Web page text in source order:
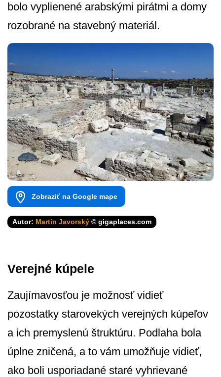
bolo vyplienené arabskými pirátmi a domy
rozobrané na stavebný materiál.
Zobraziť na Google mape
Autor: Martin Javorský © gigaplaces.com
Verejné kúpele
Zaujímavosťou je možnosť vidieť
pozostatky starovekých verejných kúpeľov
a ich premyslenú štruktúru. Podlaha bola
úplne zničená, a to vám umožňuje vidieť,
ako boli usporiadané staré vyhrievané